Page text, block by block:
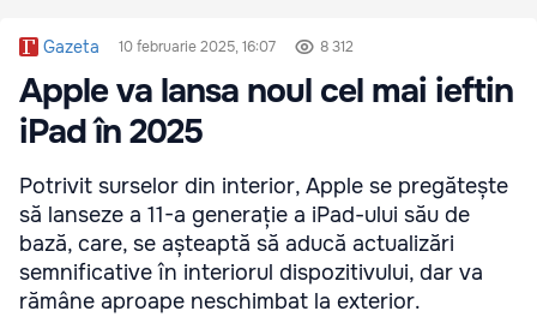
Gazeta 10 februarie 2025, 16:07 8 312
Apple va lansa noul cel mai ieftin
iPad în 2025
Potrivit surselor din interior, Apple se pregătește
să lanseze a 11-a generație a iPad-ului său de
bază, care, se așteaptă să aducă actualizări
semnificative în interiorul dispozitivului, dar va
rămâne aproape neschimbat la exterior.